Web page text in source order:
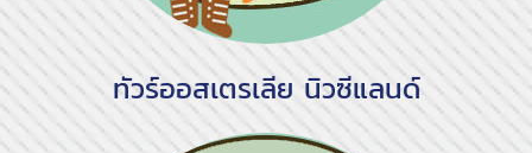
ทัวร์ออสเตรเลีย นิวซีแลนด์